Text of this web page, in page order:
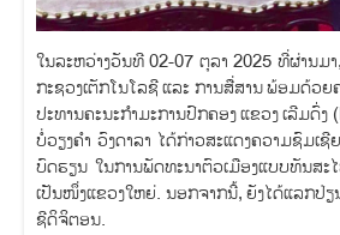
ໃນລະຫວ່າງວັນທີ 02-07 ຕຸລາ 2025 ທີ່ຜ່ານມ
ກະຊວງເຕັກໂນໂລຊີ ແລະ ການສື່ສານ ພ້ອມດ້ວ
ປະທານຄະນະກຳມະການປົກຄອງ ແຂວງ ເລີມດົ່
ບໍ່ວຽງຄຳ ວົງດາລາ ໄດ້ກ່າວສະແດງຄວາມຊົມ
ບົດຮຽນ ໃນການພັດທະນາຕົວເມືອງແບບທັນສະ
ເປັນໜຶ່ງແຂວງໃຫຍ່. ນອກຈາກນີ້, ຍັງໄດ້ແລກປ່
ຊີດິຈິຕອນ.